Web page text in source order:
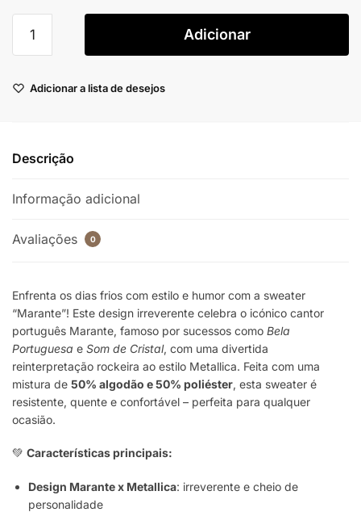
Adicionar
Adicionar a lista de desejos
Descrição
Informação adicional
Avaliações 0
Enfrenta os dias frios com estilo e humor com a sweater
“Marante”! Este design irreverente celebra o icónico cantor
português Marante, famoso por sucessos como Bela
Portuguesa e Som de Cristal, com uma divertida
reinterpretação rockeira ao estilo Metallica. Feita com uma
mistura de 50% algodão e 50% poliéster, esta sweater é
resistente, quente e confortável – perfeita para qualquer
ocasião.
💚 Características principais:
Design Marante x Metallica: irreverente e cheio de
personalidade